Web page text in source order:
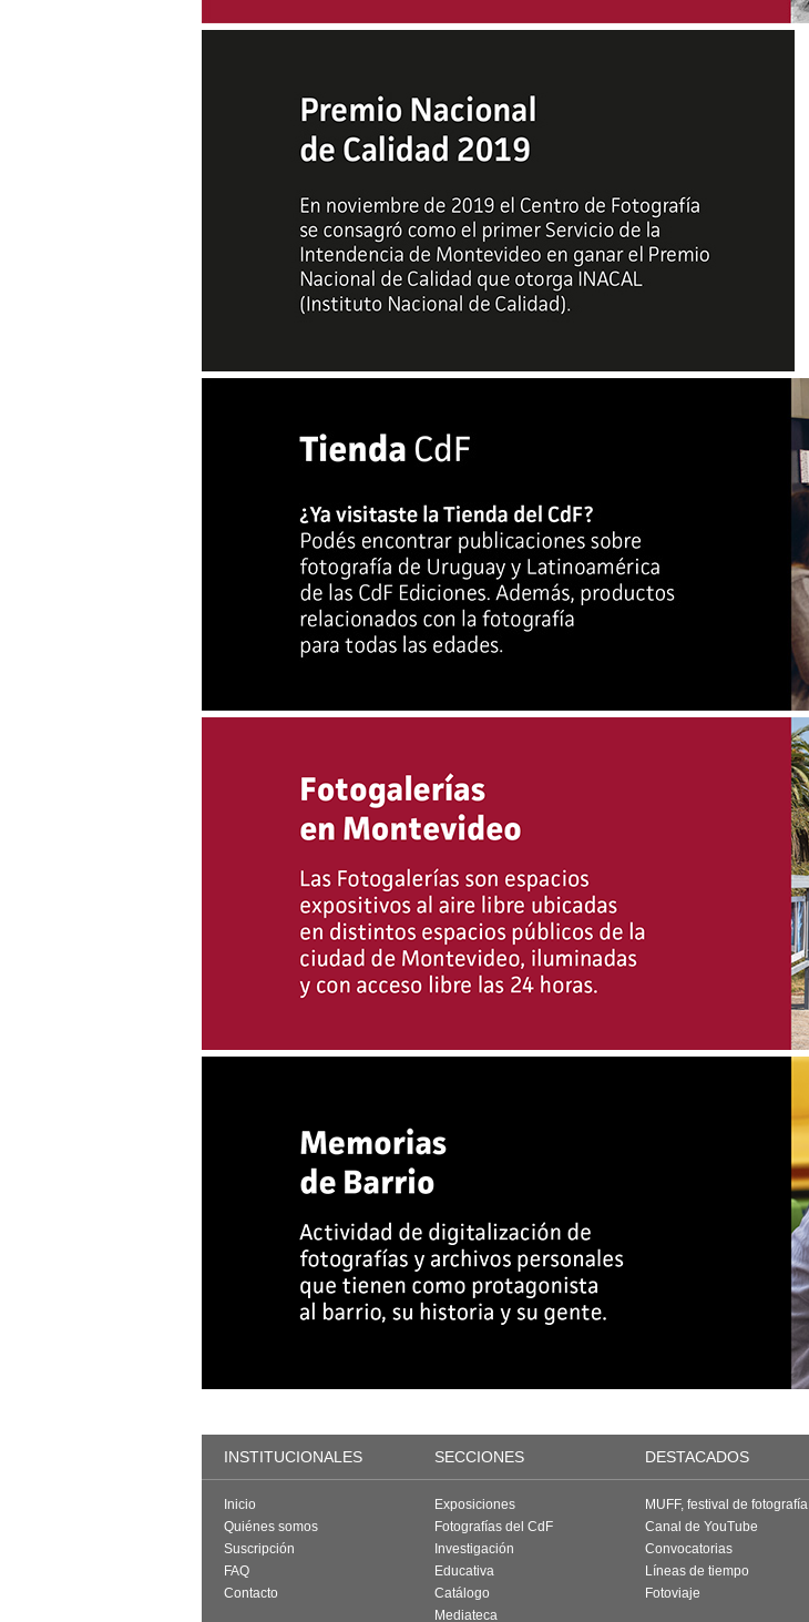
INSTITUCIONALES SECCIONES DESTACADOS
Inicio
Quiénes somos
Suscripción
FAQ
Contacto
Exposiciones
Fotografías del CdF
Investigación
Educativa
Catálogo
Mediateca
MUFF, festival de fotografía
Canal de YouTube
Convocatorias
Líneas de tiempo
Fotoviaje